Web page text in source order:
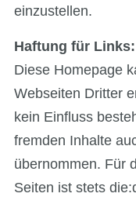
einzustellen.
Haftung für Links:
Diese Homepage
Webseiten Dritter
kein Einfluss
fremden Inhalte
übernommen. Für
Seiten ist stets